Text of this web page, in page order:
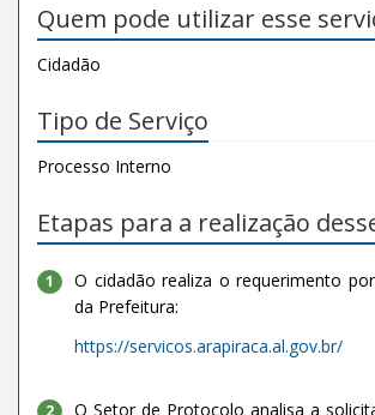
Quem pode utilizar esse
Cidadão
Tipo de Serviço
Processo Interno
Etapas para a realização
1
O cidadão realiza o requerimento
da Prefeitura:
https://servicos.arapiraca.al.gov.br/
2 O Setor de Protocolo analisa a